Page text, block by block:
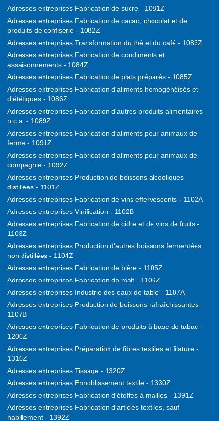
Adresses entreprises Fabrication de sucre - 1081Z
Adresses entreprises Fabrication de cacao, chocolat et de
produits de confiserie - 1082Z
Adresses entreprises Transformation du thé et du café - 1083Z
Adresses entreprises Fabrication de condiments et
assaisonnements - 1084Z
Adresses entreprises Fabrication de plats préparés - 1085Z
Adresses entreprises Fabrication d'aliments homogénéisés et
diététiques - 1086Z
Adresses entreprises Fabrication d'autres produits alimentaires
n.c.a. - 1089Z
Adresses entreprises Fabrication d'aliments pour animaux de
ferme - 1091Z
Adresses entreprises Fabrication d'aliments pour animaux de
compagnie - 1092Z
Adresses entreprises Production de boissons alcooliques
distillées - 1101Z
Adresses entreprises Fabrication de vins effervescents - 1102A
Adresses entreprises Vinification - 1102B
Adresses entreprises Fabrication de cidre et de vins de fruits -
1103Z
Adresses entreprises Production d'autres boissons fermentées
non distillées - 1104Z
Adresses entreprises Fabrication de bière - 1105Z
Adresses entreprises Fabrication de malt - 1106Z
Adresses entreprises Industrie des eaux de table - 1107A
Adresses entreprises Production de boissons rafraîchissantes -
1107B
Adresses entreprises Fabrication de produits à base de tabac -
1200Z
Adresses entreprises Préparation de fibres textiles et filature -
1310Z
Adresses entreprises Tissage - 1320Z
Adresses entreprises Ennoblissement textile - 1330Z
Adresses entreprises Fabrication d'étoffes à mailles - 1391Z
Adresses entreprises Fabrication d'articles textiles, sauf
habillement - 1392Z